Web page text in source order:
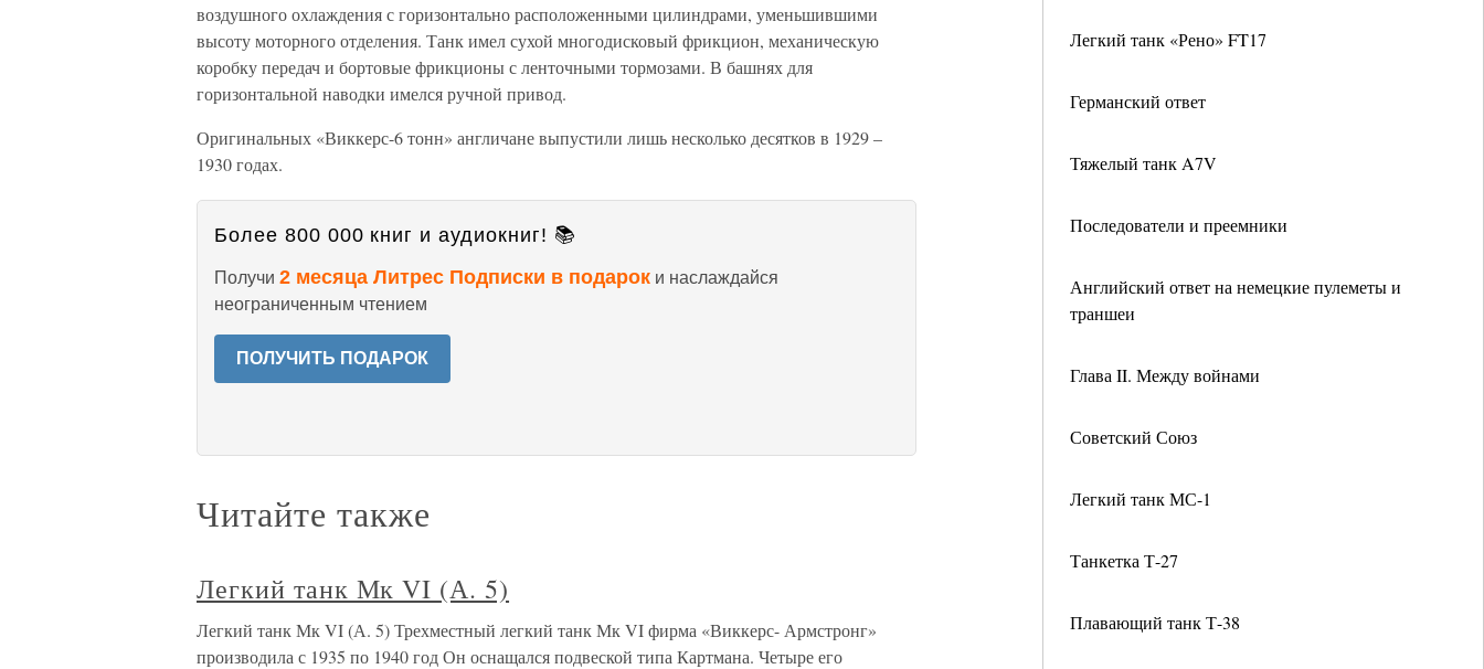
Легкий танк «Рено» FT17
Германский ответ
Тяжелый танк A7V
Последователи и преемники
Английский ответ на немецкие пулеметы и
траншеи
Глава II. Между войнами
Советский Союз
Легкий танк МС-1
Танкетка Т-27
Плавающий танк Т-38
воздушного охлаждения с горизонтально расположенными цилиндрами, уменьшившими
высоту моторного отделения. Танк имел сухой многодисковый фрикцион, механическую
коробку передач и бортовые фрикционы с ленточными тормозами. В башнях для
горизонтальной наводки имелся ручной привод.
Оригинальных «Виккерс-6 тонн» англичане выпустили лишь несколько десятков в 1929 –
1930 годах.
Более 800 000 книг и аудиокниг! 📚
Получи 2 месяца Литрес Подписки в подарок и наслаждайся
неограниченным чтением
ПОЛУЧИТЬ ПОДАРОК
Читайте также
Легкий танк Мк VI (А. 5)
Легкий танк Мк VI (А. 5) Трехместный легкий танк Мк VI фирма «Виккерс- Армстронг»
производила с 1935 по 1940 год Он оснащался подвеской типа Картмана. Четыре его